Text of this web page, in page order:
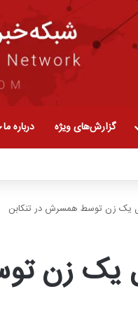
گزارش‌های ویژه درباره ما
یک زن توسط همسرش در تنکابن
یک زن